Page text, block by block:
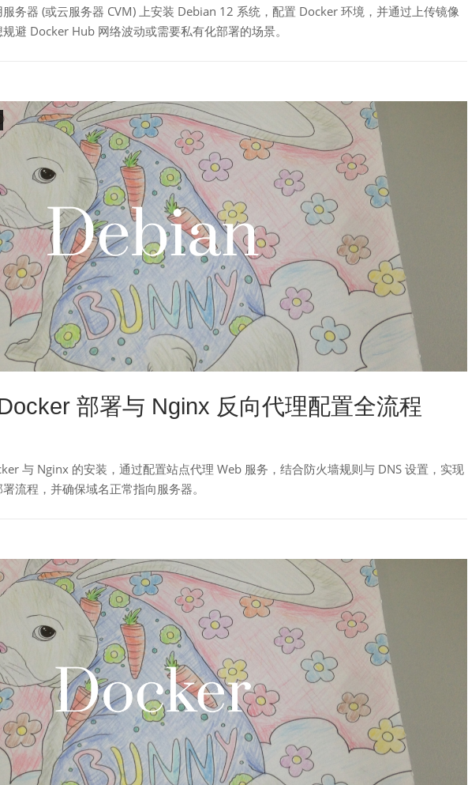
务器 (或云服务器 CVM) 上安装 Debian 12 系统，配置 Docker 环境，并通过上传镜像
避 Docker Hub 网络波动或需要私有化部署的场景。
部署与 Nginx 反向代理配置全流程
与 Nginx 的安装，通过配置站点代理 Web 服务，结合防火墙规则与 DNS 设置，实现
流程，并确保域名正常指向服务器。